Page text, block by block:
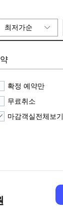
최저가순
확정 예약만
무료취소
마감객실전체보기